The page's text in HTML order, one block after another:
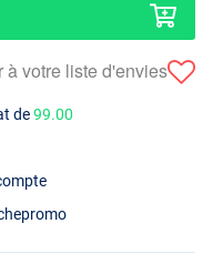
à votre liste d'envies
de99.00